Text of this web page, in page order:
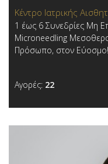
Κέντρο Ιατρικής
1 έως 6 Συνεδρίες Μη
Microneedling
Πρόσωπο, στον Εύοσμο!
Αγορές: 22